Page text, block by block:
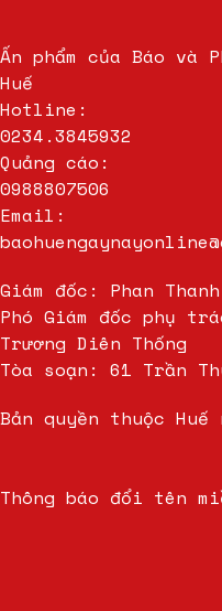
Ấn phẩm của Báo và
Huế
Hotline:
0234.3845932
Quảng cáo:
0988807506
Email:
Giám đốc: Phan
Phó Giám đốc phụ
Trương Diên Thống
Tòa soạn: 61 Trần
Bản quyền thuộc Huế
Thông báo đổi tên